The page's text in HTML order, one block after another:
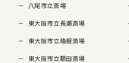
八尾市立斎場
東大阪市立長瀬斎場
東大阪市立楠根斎場
東大阪市立額田斎場